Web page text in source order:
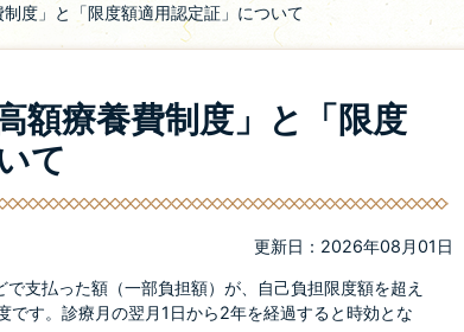
制度」と「限度額適用認定証」について
額療養費制度」と「限度
て
更新日：2026年08月01日
支払った額（一部負担額）が、自己負担限度額を超え
す。診療月の翌月1日から2年を経過すると時効とな